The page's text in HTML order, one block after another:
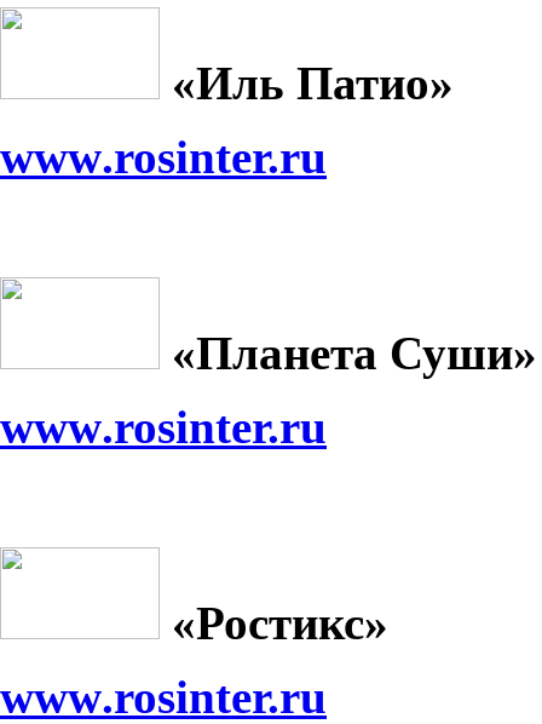
«Иль Патио»
www.rosinter.ru
«Планета Суши»
www.rosinter.ru
«Ростикс»
www.rosinter.ru